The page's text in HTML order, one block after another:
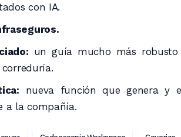
con IA.
un guía mucho más
nueva función que genera y
a la compañía.